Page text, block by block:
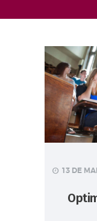
STAFF
EN
13 DE